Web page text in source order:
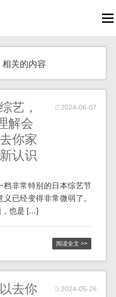
关的内容
艺，
解会
你家
认识
2024-06-07
档非常特别的日本综艺节
已经变得非常微弱了。
，也是 […]
阅读全文 >>
去你
2024-05-26